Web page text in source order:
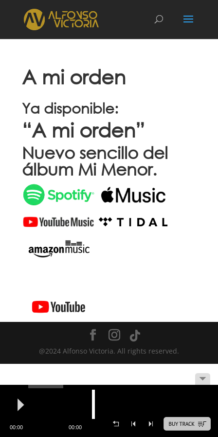
A mi orden
Ya disponible:
“A mi orden”
Nuevo sencillo del
álbum Mi Menor.
@2024 Alfonso Victoria. All rights reserved.
00:00 00:00